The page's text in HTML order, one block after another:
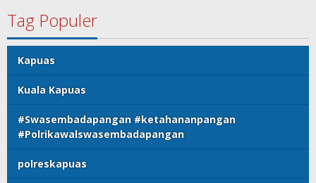
Tag Populer
Kapuas
Kuala Kapuas
#Swasembadapangan #ketahananpangan
#Polrikawalswasembadapangan
polreskapuas